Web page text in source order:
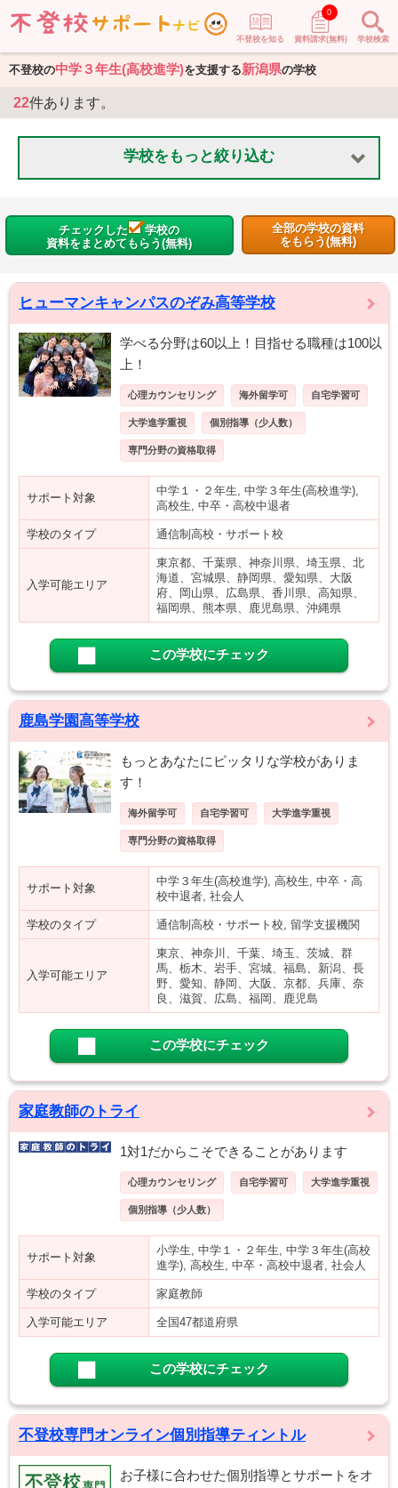
不登校を知る 資料請求(無料)
0
学校検索
不登校の中学３年生(高校進学)を支援する新潟県の学校
22件あります。
学校をもっと絞り込む
チェックした
学校の
資料をまとめてもらう(無料)
全部の学校の資料
をもらう(無料)
ヒューマンキャンパスのぞみ高等学校
学べる分野は60以上！目指せる職種は100以
上！
心理カウンセリング 海外留学可 自宅学習可
大学進学重視 個別指導（少人数）
専門分野の資格取得
サポート対象
中学１・２年生, 中学３年生(高校進学),
高校生, 中卒・高校中退者
学校のタイプ 通信制高校・サポート校
入学可能エリア
東京都、千葉県、神奈川県、埼玉県、北
海道、宮城県、静岡県、愛知県、大阪
府、岡山県、広島県、香川県、高知県、
福岡県、熊本県、鹿児島県、沖縄県
この学校にチェック
鹿島学園高等学校
もっとあなたにピッタリな学校がありま
す！
海外留学可 自宅学習可 大学進学重視
専門分野の資格取得
サポート対象
中学３年生(高校進学), 高校生, 中卒・高
校中退者, 社会人
学校のタイプ 通信制高校・サポート校, 留学支援機関
入学可能エリア
東京、神奈川、千葉、埼玉、茨城、群
馬、栃木、岩手、宮城、福島、新潟、長
野、愛知、静岡、大阪、京都、兵庫、奈
良、滋賀、広島、福岡、鹿児島
この学校にチェック
家庭教師のトライ
1対1だからこそできることがあります
心理カウンセリング 自宅学習可 大学進学重視
個別指導（少人数）
サポート対象
小学生, 中学１・２年生, 中学３年生(高校
進学), 高校生, 中卒・高校中退者, 社会人
学校のタイプ 家庭教師
入学可能エリア 全国47都道府県
この学校にチェック
不登校専門オンライン個別指導ティントル
お子様に合わせた個別指導とサポートをオ